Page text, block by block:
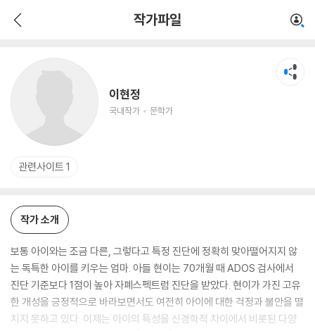
작가파일
이현정
국내작가 문학가
관련사이트 1
작가 소개
보통 아이와는 조금 다른, 그렇다고 특정 진단에 정확히 맞아떨어지지 않
는 독특한 아이를 키우는 엄마. 아들 현이는 70개월 때 ADOS 검사에서
진단 기준보다 1점이 높아 자폐스펙트럼 진단을 받았다. 현이가 가진 고유
한 개성을 긍정적으로 바라보면서도 여전히 아이에 대한 걱정과 불안을 떨
치지 못하고 있다. 이제는 아이의 특성을 신경학적 차이에서 비롯된 다양